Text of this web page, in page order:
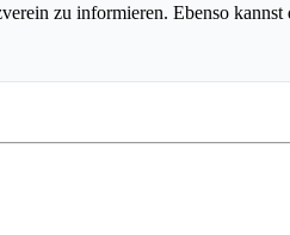
zu informieren. Ebenso